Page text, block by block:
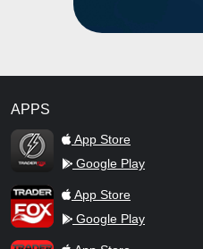
APPS
TraderFox Flash
App Store
Google Play
TraderFox AppApp Store
Google Play